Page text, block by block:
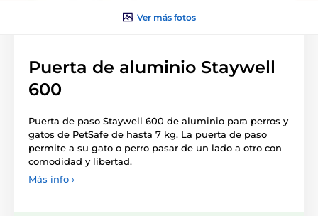
Ver más fotos
Puerta de aluminio Staywell
600
Puerta de paso Staywell 600 de aluminio para perros y
gatos de PetSafe de hasta 7 kg. La puerta de paso
permite a su gato o perro pasar de un lado a otro con
comodidad y libertad.
Más info ›